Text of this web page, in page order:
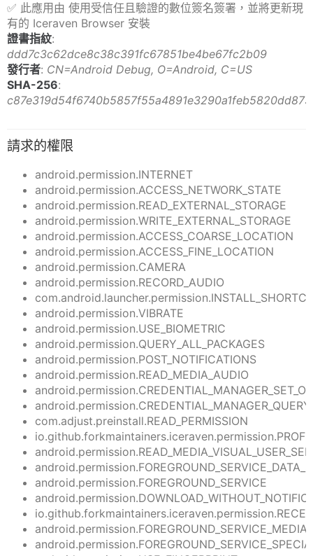
✅ 此應用由 使用受信任且驗證的數位簽名簽署，並將更新現
有的 Iceraven Browser 安裝
證書指紋:
ddd7c3c62dce8c38c391fc67851be4be67fc2b09
發行者: CN=Android Debug, O=Android, C=US
SHA-256:
請求的權限
android.permission.INTERNET
android.permission.ACCESS_NETWORK_STATE
android.permission.READ_EXTERNAL_STORAGE
android.permission.WRITE_EXTERNAL_STORAGE
android.permission.ACCESS_COARSE_LOCATION
android.permission.ACCESS_FINE_LOCATION
android.permission.CAMERA
android.permission.RECORD_AUDIO
android.permission.VIBRATE
android.permission.USE_BIOMETRIC
android.permission.QUERY_ALL_PACKAGES
android.permission.POST_NOTIFICATIONS
android.permission.READ_MEDIA_AUDIO
com.adjust.preinstall.READ_PERMISSION
android.permission.FOREGROUND_SERVICE